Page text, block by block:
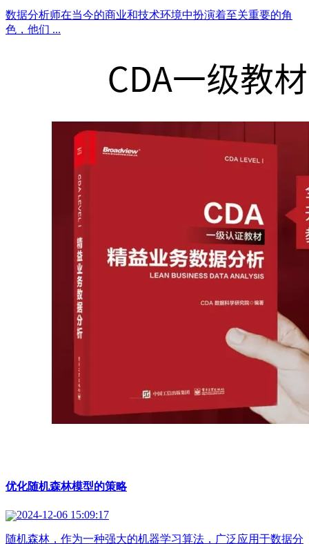
数据分析师在当今的商业和技术环境中扮演着至关重要的角
色，他们 ...
优化随机森林模型的策略
2024-12-06 15:09:17
随机森林，作为一种强大的机器学习算法，广泛应用于数据分